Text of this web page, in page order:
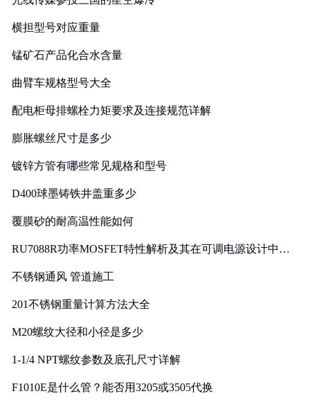
横担型号对应重量
锰矿石产品化合水含量
曲臂车规格型号大全
配电柜母排螺栓力矩要求及连接规范详解
膨胀螺丝尺寸是多少
镀锌方管有哪些常见规格和型号
D400球墨铸铁井盖重多少
覆膜砂的耐高温性能如何
RU7088R功率MOSFET特性解析及其在可调电源设计中的
不锈钢通风 管道施工
201不锈钢重量计算方法大全
M20螺纹大径和小径是多少
1-1/4 NPT螺纹参数及底孔尺寸详解
F1010E是什么管？能否用3205或3505代换